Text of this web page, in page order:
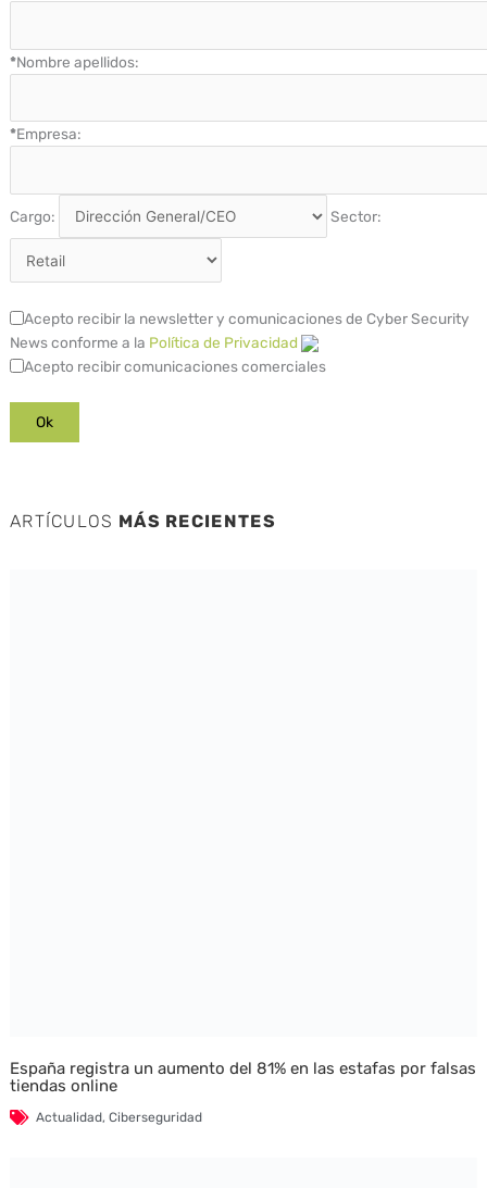
*Nombre apellidos:
*Empresa:
Cargo: Sector:
Acepto recibir la newsletter y comunicaciones de Cyber Security
News conforme a la Política de Privacidad
Acepto recibir comunicaciones comerciales
ARTÍCULOS MÁS RECIENTES
España registra un aumento del 81% en las estafas por falsas
tiendas online
Actualidad, Ciberseguridad